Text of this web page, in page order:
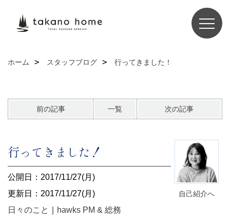
ホーム スタッフブログ 行ってきました！
前の記事 一覧 次の記事
自己紹介へ
行ってきました！
公開日：2017/11/27(月)
更新日：2017/11/27(月)
日々のこと
hawks PM & 総務